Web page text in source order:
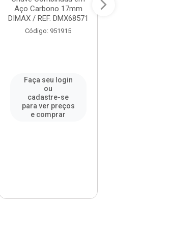
Aço Carbono 17mm
DIMAX / REF. DMX68571
Código: 951915
Faça seu login
ou
cadastre-se
para ver preços
e comprar